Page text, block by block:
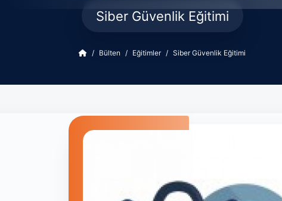
Siber Güvenlik Eğitimi
Bülten Eğitimler Siber Güvenlik Eğitimi